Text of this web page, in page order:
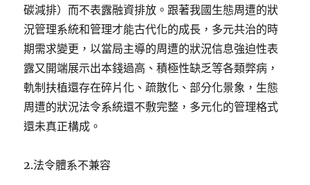
碳減排）而不表露融資排放。跟著我國生態周遭的狀
況管理系統和管理才能古代化的成長，多元共治的時
期需求變更，以當局主導的周遭的狀況信息強迫性表
露又開端展示出本錢過高、積極性缺乏等各類弊病，
軌制扶植還存在碎片化、疏散化、部分化景象，生態
周遭的狀況法令系統還不敷完整，多元化的管理格式
還未真正構成。
2.法令體系不兼容